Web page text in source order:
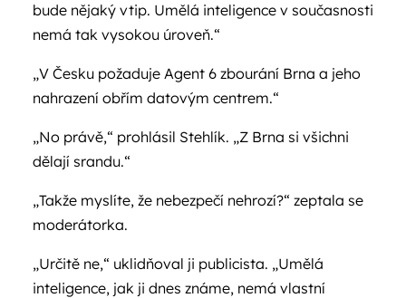
bude nějaký vtip. Umělá inteligence v současnosti
nemá tak vysokou úroveň.“
„V Česku požaduje Agent 6 zbourání Brna a jeho
nahrazení obřím datovým centrem.“
„No právě,“ prohlásil Stehlík. „Z Brna si všichni
dělají srandu.“
„Takže myslíte, že nebezpečí nehrozí?“ zeptala se
moderátorka.
„Určitě ne,“ uklidňoval ji publicista. „Umělá
inteligence, jak ji dnes známe, nemá vlastní